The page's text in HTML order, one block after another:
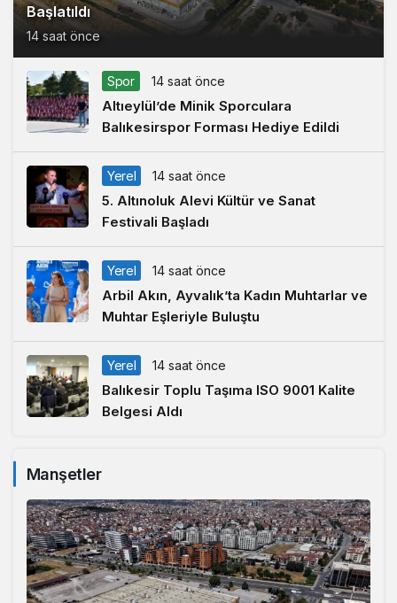
Başlatıldı
14 saat önce
Spor 14 saat önce
Altıeylül’de Minik Sporculara
Balıkesirspor Forması Hediye Edildi
Yerel 14 saat önce
5. Altınoluk Alevi Kültür ve Sanat
Festivali Başladı
Yerel 14 saat önce
Arbil Akın, Ayvalık’ta Kadın Muhtarlar ve
Muhtar Eşleriyle Buluştu
Yerel 14 saat önce
Balıkesir Toplu Taşıma ISO 9001 Kalite
Belgesi Aldı
Manşetler